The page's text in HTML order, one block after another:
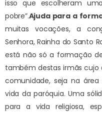
isso que escolheram
pobre”.Ajuda para a
muitas vocações, a
Senhora, Rainha do Santo
está não só a formação
também destas irmãs cujo
comunidade, seja na
vida da paróquia. Uma
para a vida religiosa,